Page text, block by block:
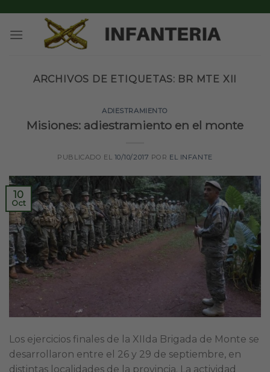
content
ARCHIVOS DE ETIQUETAS: BR MTE XII
ADIESTRAMIENTO
Misiones: adiestramiento en el monte
PUBLICADO EL 10/10/2017 POR EL INFANTE
10
Oct
Los ejercicios finales de la XIIda Brigada de Monte se
desarrollaron entre el 26 y 29 de septiembre, en
distintas localidades de la provincia. La actividad